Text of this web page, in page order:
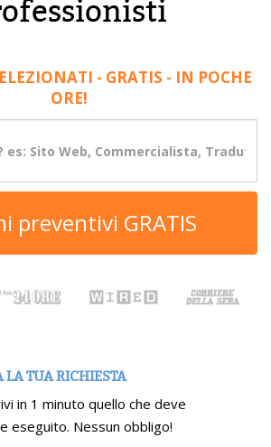
- GRATIS - IN POCHE
ORE!
preventivi GRATIS
TUA RICHIESTA
in 1 minuto quello che deve
eseguito. Nessun obbligo!